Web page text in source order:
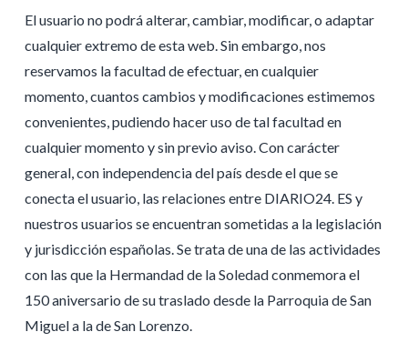
El usuario no podrá alterar, cambiar, modificar, o adaptar
cualquier extremo de esta web. Sin embargo, nos
reservamos la facultad de efectuar, en cualquier
momento, cuantos cambios y modificaciones estimemos
convenientes, pudiendo hacer uso de tal facultad en
cualquier momento y sin previo aviso. Con carácter
general, con independencia del país desde el que se
conecta el usuario, las relaciones entre DIARIO24. ES y
nuestros usuarios se encuentran sometidas a la legislación
y jurisdicción españolas. Se trata de una de las actividades
con las que la Hermandad de la Soledad conmemora el
150 aniversario de su traslado desde la Parroquia de San
Miguel a la de San Lorenzo.